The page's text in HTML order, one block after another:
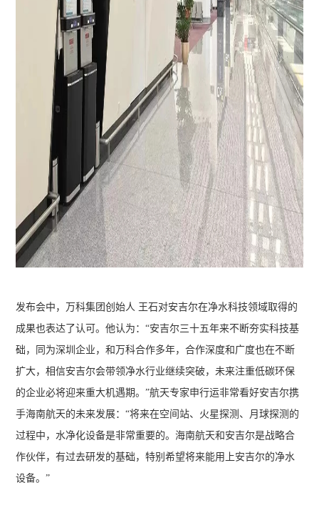
发布会中，万科集团创始人 王石对安吉尔在净水科技领域取得的
成果也表达了认可。他认为：“安吉尔三十五年来不断夯实科技基
础，同为深圳企业，和万科合作多年，合作深度和广度也在不断
扩大，相信安吉尔会带领净水行业继续突破，未来注重低碳环保
的企业必将迎来重大机遇期。”航天专家申行运非常看好安吉尔携
手海南航天的未来发展：“将来在空间站、火星探测、月球探测的
过程中，水净化设备是非常重要的。海南航天和安吉尔是战略合
作伙伴，有过去研发的基础，特别希望将来能用上安吉尔的净水
设备。”